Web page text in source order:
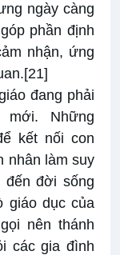
ngày càng
phần định
nhận, ứng
[21]
đang phải
Những
kết nối con
nhân làm suy
đến đời sống
giáo dục của
nên thánh
các gia đình